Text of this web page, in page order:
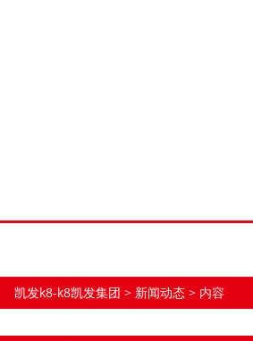
凯发k8-k8凯发集团 > 新闻动态 > 内容